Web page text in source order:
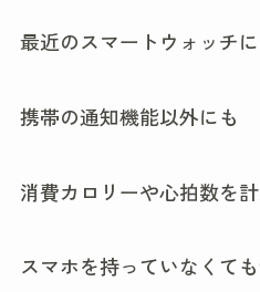
最近のスマートウォッチ
携帯の通知機能以外にも
消費カロリーや心拍数を
スマホを持っていなくて